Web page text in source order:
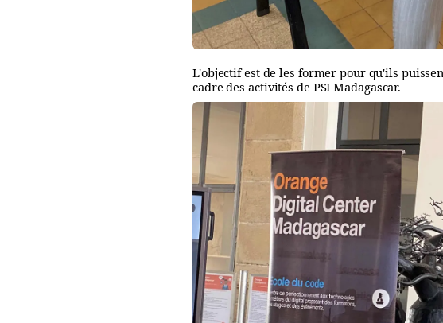
L'objectif est de les former pour qu'ils
cadre des activités de PSI Madagascar.